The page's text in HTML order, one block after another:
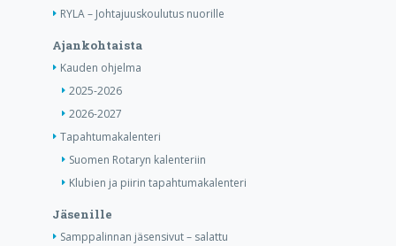
RYLA – Johtajuuskoulutus nuorille
Ajankohtaista
Kauden ohjelma
2025-2026
2026-2027
Tapahtumakalenteri
Suomen Rotaryn kalenteriin
Klubien ja piirin tapahtumakalenteri
Jäsenille
Samppalinnan jäsensivut – salattu